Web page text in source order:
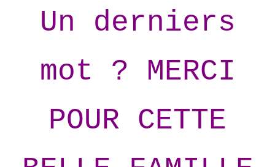
Un derniers
mot ? MERCI
POUR CETTE